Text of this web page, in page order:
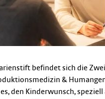
befindet sich die
&
den Kinderwunsch, speziell